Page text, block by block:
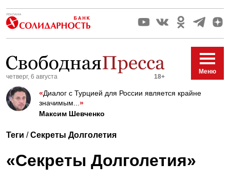
18+
четверг, 6 августа
Меню
«Диалог с Турцией для России является крайне
значимым... »
Максим Шевченко
Теги /Секреты Долголетия
«Секреты Долголетия»